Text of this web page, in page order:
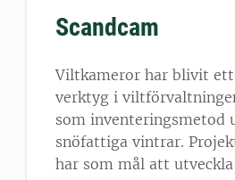
Scandcam
Viltkameror har blivit
verktyg i
som inventeringsmetod
snöfattiga vintrar.
har som mål att